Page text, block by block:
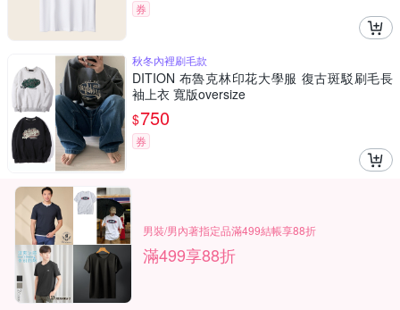
券
秋冬內裡刷毛款
DITION 布魯克林印花大學服 復古斑駁刷毛長
袖上衣 寬版oversize
$750
券
男裝/男內著指定品滿499結帳享88折
滿499享88折